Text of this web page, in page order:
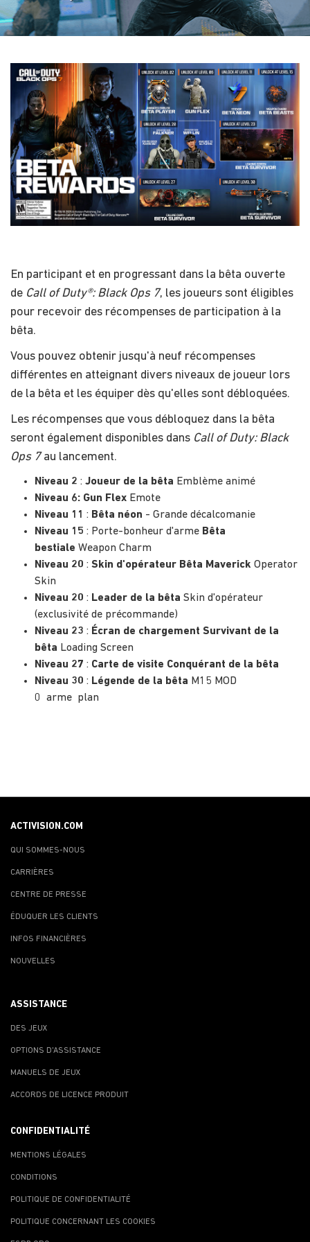
En participant et en progressant dans la bêta ouverte
de Call of Duty®: Black Ops 7, les joueurs sont éligibles
pour recevoir des récompenses de participation à la
bêta.
Vous pouvez obtenir jusqu'à neuf récompenses
différentes en atteignant divers niveaux de joueur lors
de la bêta et les équiper dès qu'elles sont débloquées.
Les récompenses que vous débloquez dans la bêta
seront également disponibles dans Call of Duty: Black
Ops 7au lancement.
Niveau 2 : Joueur de la bêta Emblème animé
Niveau 6: Gun Flex Emote
Niveau 11 : Bêta néon - Grande décalcomanie
Niveau 15 : Porte-bonheur d'arme Bêta
bestiale Weapon Charm
Niveau 20 : Skin d'opérateur Bêta Maverick Operator
Skin
Niveau 20 : Leader de la bêta Skin d'opérateur
(exclusivité de précommande)
Niveau 23 : Écran de chargement Survivant de la
bêta Loading Screen
Niveau 27 : Carte de visite Conquérant de la bêta
Niveau 30 : Légende de la bêta M15 MOD
0 arme plan
ACTIVISION.COM
QUI SOMMES-NOUS
CARRIÈRES
CENTRE DE PRESSE
ÉDUQUER LES CLIENTS
INFOS FINANCIÈRES
NOUVELLES
ASSISTANCE
DES JEUX
OPTIONS D'ASSISTANCE
MANUELS DE JEUX
ACCORDS DE LICENCE PRODUIT
CONFIDENTIALITÉ
MENTIONS LÉGALES
CONDITIONS
POLITIQUE DE CONFIDENTIALITÉ
POLITIQUE CONCERNANT LES COOKIES